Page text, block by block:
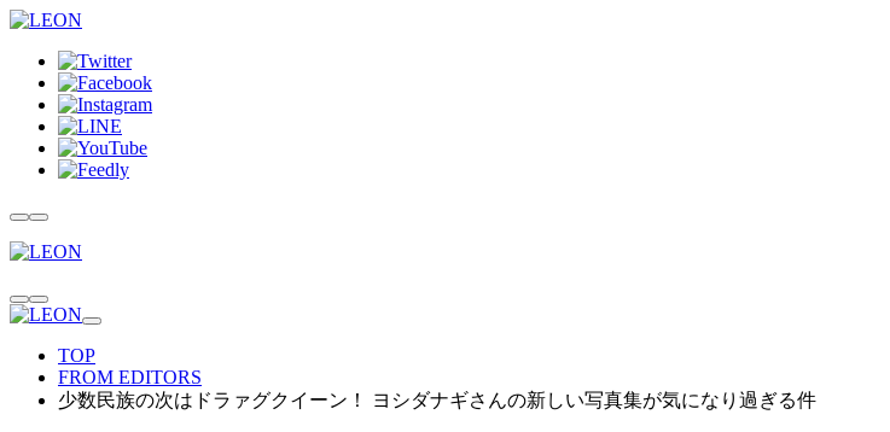
TOP
FROM EDITORS
少数民族の次はドラァグクイーン！ ヨシダナギさんの新しい写真集が気になり過ぎる件